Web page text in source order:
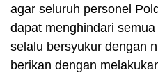
agar seluruh personel
dapat menghindari
selalu bersyukur dengan
berikan dengan